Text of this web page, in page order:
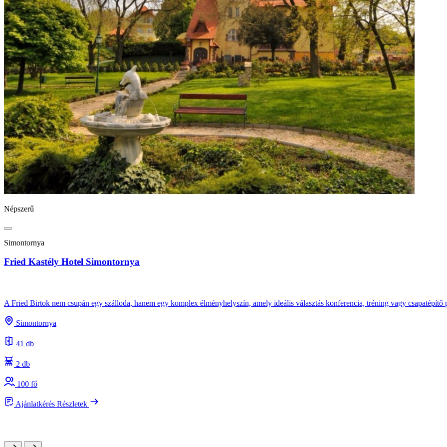
Népszerű
Simontornya
Fried Kastély Hotel Simontornya
A Fried Birtok nem csupán egy szálloda, hanem egy komplex élményhelyszín, amely ideális választás konferencia, tréning vagy csapatépítő
Simontornya
41 db
2 db
100 fő
Ajánlatkérés Részletek